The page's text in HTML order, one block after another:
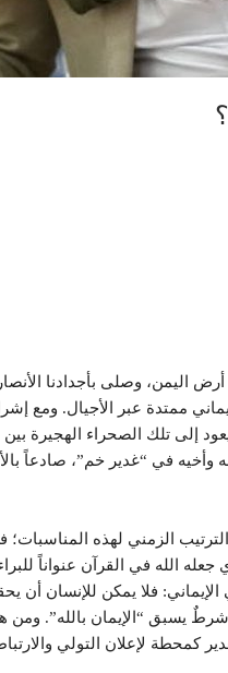
اليمن، وصلى بأجدادنا
ممتدة عبر الأجيال. ومع
إلى تلك الصحراء الهجيرة
في “غدير خم”، صادعاً
الزمني لهذه المناسبات؛
جعله الله في القرآن عنواناً
فلا يمكن للإنسان أن
يسبق “الإيمان بالله”. ومن
كمحطة لإعلان التولي